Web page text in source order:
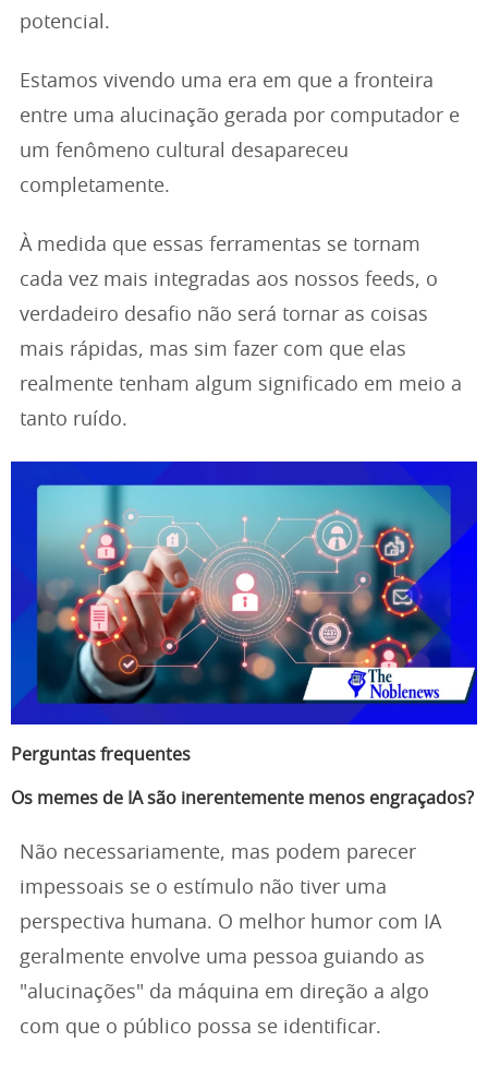
potencial.
Estamos vivendo uma era em que a fronteira
entre uma alucinação gerada por computador e
um fenômeno cultural desapareceu
completamente.
À medida que essas ferramentas se tornam
cada vez mais integradas aos nossos feeds, o
verdadeiro desafio não será tornar as coisas
mais rápidas, mas sim fazer com que elas
realmente tenham algum significado em meio a
tanto ruído.
Perguntas frequentes
Os memes de IA são inerentemente menos engraçados?
Não necessariamente, mas podem parecer
impessoais se o estímulo não tiver uma
perspectiva humana. O melhor humor com IA
geralmente envolve uma pessoa guiando as
"alucinações" da máquina em direção a algo
com que o público possa se identificar.